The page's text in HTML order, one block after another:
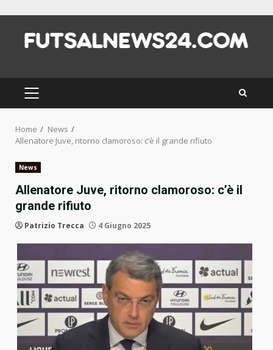
content
PRIMARY
MENU
Home
News
Allenatore Juve, ritorno clamoroso: c’è il grande rifiuto
News
Allenatore Juve, ritorno clamoroso: c’è il
grande rifiuto
Patrizio Trecca 4 Giugno 2025